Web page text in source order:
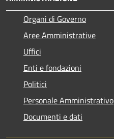
Organi di Governo
Aree Amministrative
Uffici
Enti e fondazioni
Politici
Personale Amministrativo
Documenti e dati